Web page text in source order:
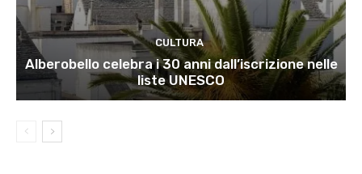
CULTURA
Alberobello celebra i 30 anni dall’iscrizione nelle
liste UNESCO